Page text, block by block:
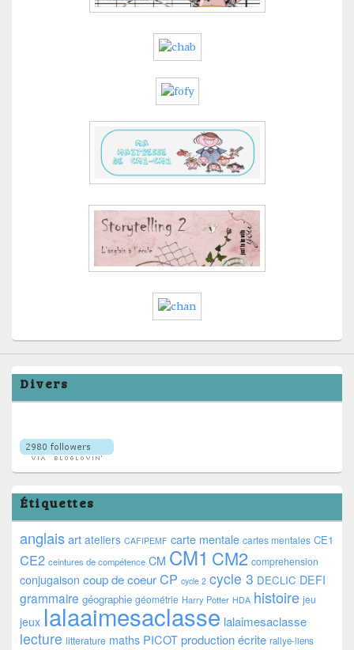
Divers
Étiquettes
anglaisart ateliers CAFIPEMF carte mentale cartes mentales CE1
CE2 ceintures de compétence CM CM1 CM2 comprehension
conjugaison coup de coeurCP cycle 2 cycle 3 DECLIC DEFI
grammaire géographie géométrie Harry Potter HDA histoire jeu
jeux lalaaimesaclasse lalaimesaclasse
lecture litterature maths PICOTproduction écrite rallye-liens